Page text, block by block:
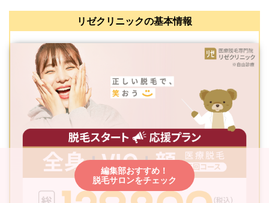
リゼクリニックの基本情報
編集部おすすめ！
脱毛サロンをチェック